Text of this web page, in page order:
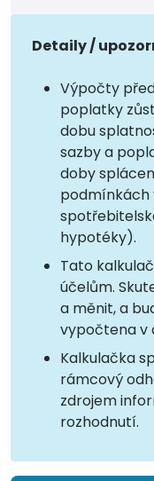
Detaily /
Výpočty
poplatky
dobu
sazby a
doby
podmínkách
hypotéky).
Tato
účelům.
a měnit, a
vypočtena v
Kalkulačka
rámcový
zdrojem
rozhodnutí.